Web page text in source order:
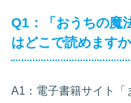
Q1：「おうちの魔
はどこで読めます
A1：電子書籍サイト「